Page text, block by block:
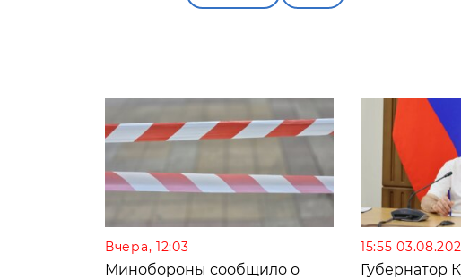
Вчера, 12:03
Минобороны сообщило о
15:55
Губернатор